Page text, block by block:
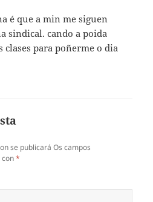
é que a min me siguen
sindical. cando a poida
clases para poñerme o dia
se publicará Os campos
con*